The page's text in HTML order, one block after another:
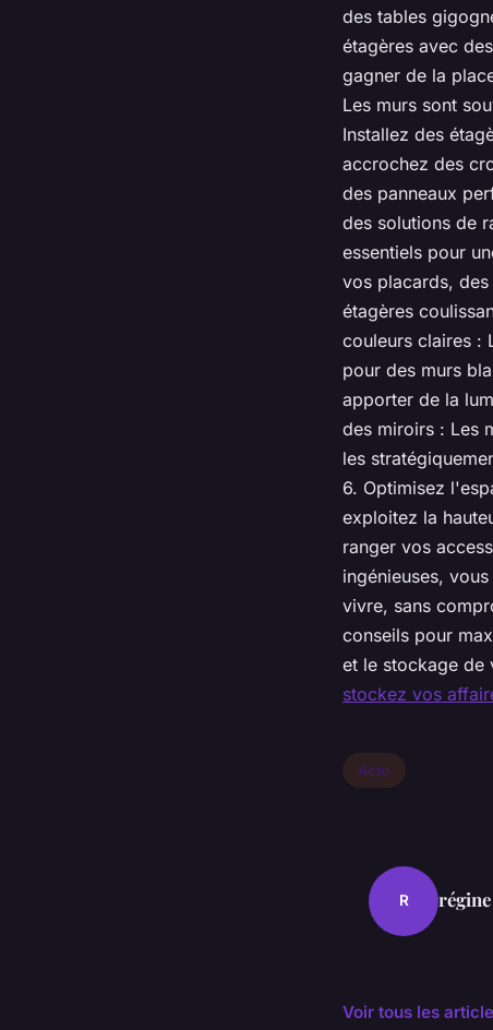
des tables
étagères avec
gagner de la
Les murs sont
Installez des
accrochez des
des panneaux
des solutions de
essentiels pour
vos placards,
étagères
couleurs claires :
pour des murs
apporter de la
des miroirs : Les
les
6. Optimisez
exploitez la
ranger vos
ingénieuses,
vivre, sans
conseils pour
et le stockage de
stockez vos
Actu
R régine
Voir tous les